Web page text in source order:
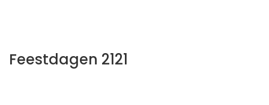
Feestdagen 2121